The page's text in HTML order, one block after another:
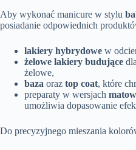
Aby wykonać manicure w stylu
posiadanie odpowiednich
lakiery hybrydowe w
żelowe lakiery budujące
żelowe,
baza oraz top coat, które
preparaty w wersjach
umożliwia dopasowanie
Do precyzyjnego mieszania